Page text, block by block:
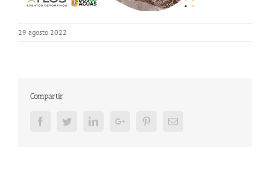
29 agosto 2022
Compartir
FacebookTwitterLinkedInGoogle+ PinterestEmail